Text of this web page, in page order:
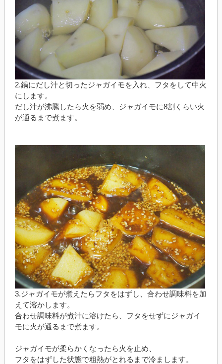
2.鍋にだし汁と切ったジャガイモを入れ、フタをして中火
にします。
だし汁が沸騰したら火を弱め、ジャガイモに8割くらい火
が通るまで煮ます。
3.ジャガイモが煮えたらフタをはずし、合わせ調味料を加
えて溶かします。
合わせ調味料が煮汁に溶けたら、フタをせずにジャガイ
モに火が通るまで煮ます。
ジャガイモが柔らかくなったら火を止め、
フタをはずした状態で粗熱がとれるまで冷まします。